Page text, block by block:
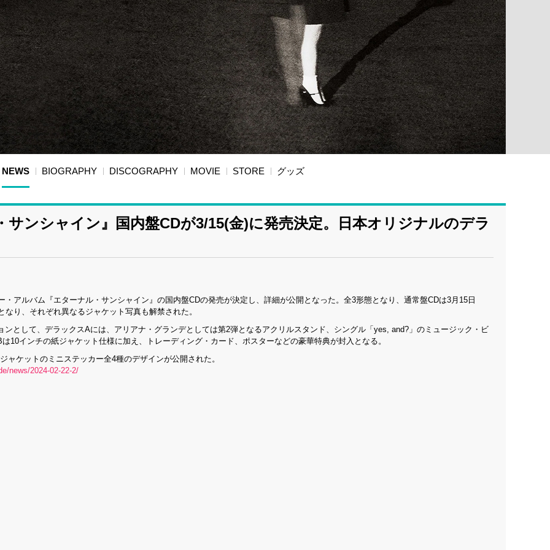
NEWS BIOGRAPHY DISCOGRAPHY MOVIE STORE グッズ
ンシャイン』国内盤CDが3/15(金)に発売決定。日本オリジナルのデラ
アルバム『エターナル・サンシャイン』の国内盤CDの発売が決定し、詳細が公開となった。全3形態となり、通常盤CDは3月15日
り、それぞれ異なるジャケット写真も解禁された。
として、デラックスAには、アリアナ・グランデとしては第2弾となるアクリルスタンド、シングル「yes, and?」のミュージック・ビ
10インチの紙ジャケット仕様に加え、トレーディング・カード、ポスターなどの豪華特典が封入となる。
ケットのミニステッカー全4種のデザインが公開された。
news/2024-02-22-2/